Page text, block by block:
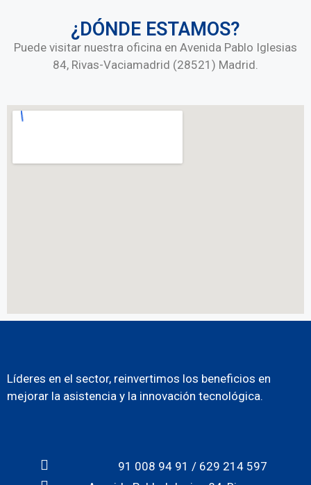
¿DÓNDE ESTAMOS?
Puede visitar nuestra oficina en Avenida Pablo Iglesias
84, Rivas-Vaciamadrid (28521) Madrid.
Líderes en el sector, reinvertimos los beneficios en
mejorar la asistencia y la innovación tecnológica.
91 008 94 91 / 629 214 597